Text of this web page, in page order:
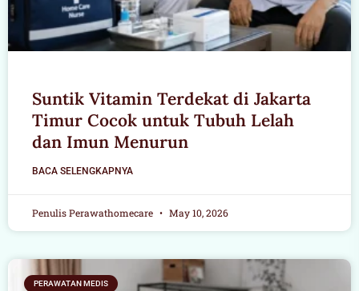
Suntik Vitamin Terdekat di Jakarta
Timur Cocok untuk Tubuh Lelah
dan Imun Menurun
BACA SELENGKAPNYA
Penulis Perawathomecare May 10, 2026
PERAWATAN MEDIS